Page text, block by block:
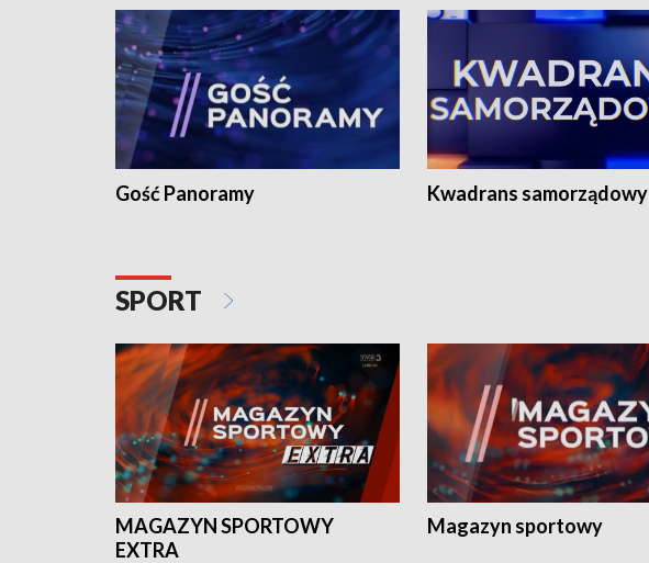
Gość Panoramy Kwadrans samorządowy
SPORT
MAGAZYN SPORTOWY
EXTRA
Magazyn sportowy